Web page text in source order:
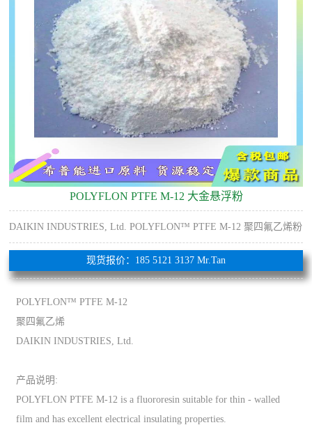
POLYFLON PTFE M-12 大金悬浮粉
DAIKIN INDUSTRIES, Ltd. POLYFLON™ PTFE M-12 聚四氟乙烯粉
现货报价：185 5121 3137 Mr.Tan
POLYFLON™ PTFE M-12
聚四氟乙烯
DAIKIN INDUSTRIES, Ltd.
产品说明:
POLYFLON PTFE M-12 is a fluororesin suitable for thin - walled
film and has excellent electrical insulating properties.